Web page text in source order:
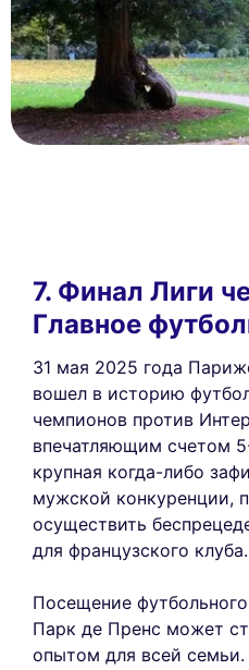
7. Финал Лиги
Главное
31 мая 2025 года
вошел в историю
чемпионов против
впечатляющим счетом
крупная когда-либо
мужской конкуренции,
осуществить
для французского клуба.
Посещение
Парк де Пренс может
опытом для всей